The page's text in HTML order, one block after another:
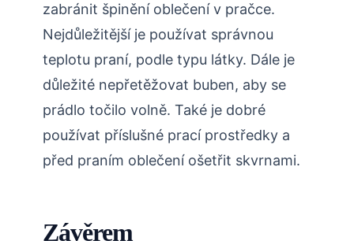
zabránit špinění oblečení v pračce.
Nejdůležitější je používat správnou
teplotu praní, podle typu látky. Dále je
důležité nepřetěžovat buben, aby se
prádlo točilo volně. Také je dobré
používat příslušné prací prostředky a
před praním oblečení ošetřit skvrnami.
Závěrem